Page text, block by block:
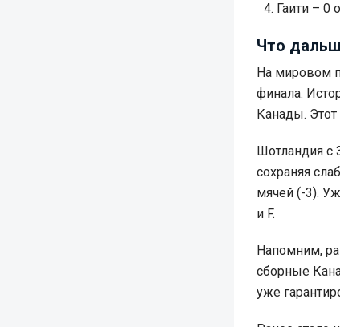
Гаити – 0
Что
На мировом
финала.
Канады.
Шотландия с
сохраняя
мячей (-3).
и F.
Напомним,
сборные
уже